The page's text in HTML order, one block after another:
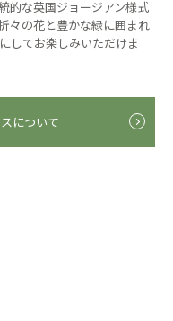
的な英国ジョージアン様式
々の花と豊かな緑に囲まれ
してお楽しみいただけま
について